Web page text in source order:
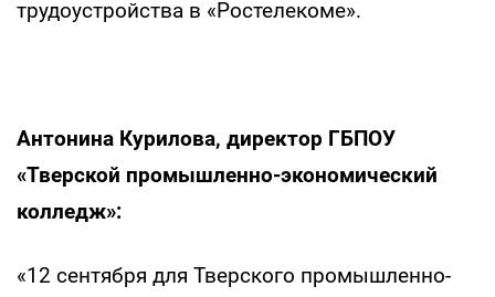
трудоустройства в «Ростелекоме».
Антонина Курилова, директор ГБПОУ
«Тверской промышленно-экономический
колледж»:
«12 сентября для Тверского промышленно-